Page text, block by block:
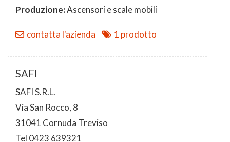
Produzione:Ascensori e scale mobili
contatta l'azienda 1 prodotto
SAFI
SAFI S.R.L.
Via San Rocco, 8
31041 Cornuda Treviso
Tel 0423 639321